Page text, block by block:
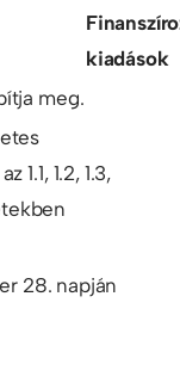
kiadások
meg.
1.2, 1.3,
28. napján